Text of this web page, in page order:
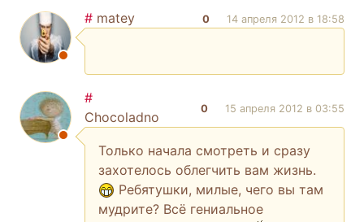
# matey 0 14 апреля 2012 в 18:58
#
Chocoladno
0 15 апреля 2012 в 03:55
Только начала смотреть и сразу
захотелось облегчить вам жизнь.
Ребятушки, милые, чего вы там
мудрите? Всё гениальное